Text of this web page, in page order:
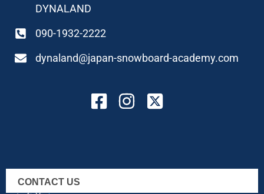
DYNALAND
090-1932-2222
dynaland@japan-snowboard-academy.com
CONTACT US